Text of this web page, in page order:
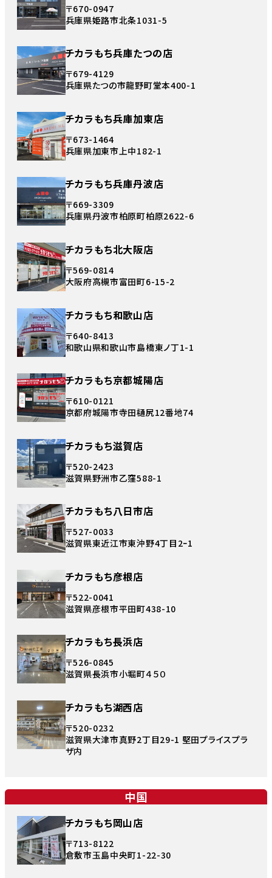
〒670-0947
兵庫県姫路市北条1031-5
チカラもち兵庫たつの店
〒679-4129
兵庫県たつの市龍野町堂本400-1
チカラもち兵庫加東店
〒673-1464
兵庫県加東市上中182-1
チカラもち兵庫丹波店
〒669-3309
兵庫県丹波市柏原町柏原2622-6
チカラもち北大阪店
〒569-0814
大阪府高槻市富田町6-15-2
チカラもち和歌山店
〒640-8413
和歌山県和歌山市島橋東ノ丁1-1
チカラもち京都城陽店
〒610-0121
京都府城陽市寺田樋尻12番地74
チカラもち滋賀店
〒520-2423
滋賀県野洲市乙窪588-1
チカラもち八日市店
〒527-0033
滋賀県東近江市東沖野4丁目2ｰ1
チカラもち彦根店
〒522-0041
滋賀県彦根市平田町438-10
チカラもち長浜店
〒526-0845
滋賀県長浜市小堀町４５０
チカラもち湖西店
〒520-0232
滋賀県大津市真野2丁目29-1 堅田プライスプラ
ザ内
中国
チカラもち岡山店
〒713-8122
倉敷市玉島中央町1-22-30